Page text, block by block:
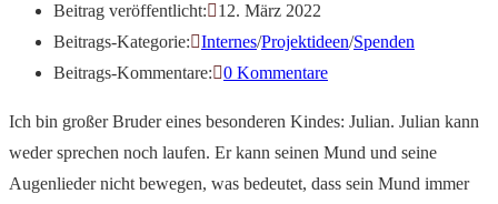
Beitrag veröffentlicht:
12. März 2022
Beitrags-Kategorie:
Internes/Projektideen/Spenden
Beitrags-Kommentare:
0 Kommentare
Ich bin großer Bruder eines besonderen Kindes: Julian. Julian kann
weder sprechen noch laufen. Er kann seinen Mund und seine
Augenlieder nicht bewegen, was bedeutet, dass sein Mund immer